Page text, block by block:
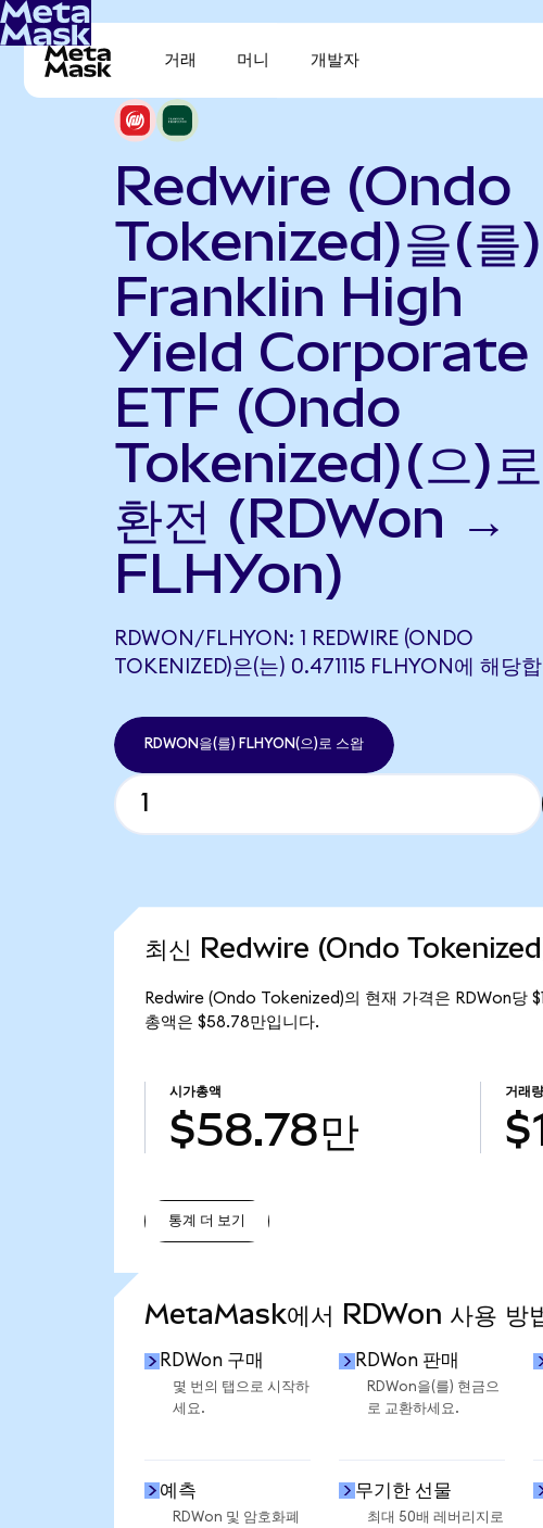
거래 머니 개발자
Redwire (Ondo
Tokenized)을(를)
Franklin High
Yield Corporate
ETF (Ondo
Tokenized)(으)로
환전 (RDWon →
FLHYon)
RDWON/FLHYON: 1 REDWIRE (ONDO
TOKENIZED)은(는) 0.471115 FLHYON에 해당
RDWON을(를) FLHYON(으)로 스왑
최신 Redwire (Ondo
Redwire (Ondo Tokenized)의 현재 가격은 RDWon당
총액은 $58.78만입니다.
시가총액
$58.78만
거래
통계 더 보기
MetaMask에서 RDWon 사용 방
RDWon 구매
몇 번의 탭으로 시작하
세요.
RDWon 판매
RDWon을(를) 현금으
로 교환하세요.
예측
RDWon 및 암호화폐
무기한 선물
최대 50배 레버리지로